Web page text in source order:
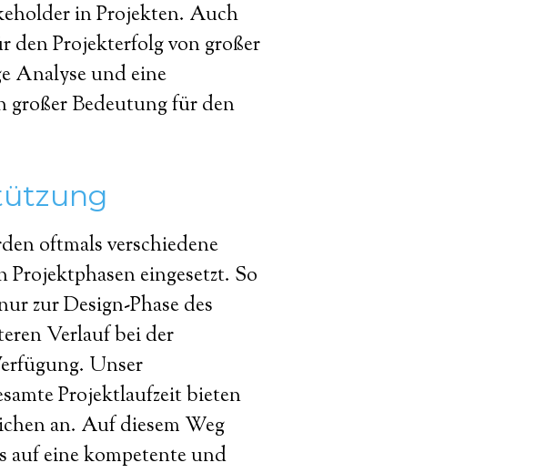
in Projekten. Auch
den Projekterfolg von großer
Analyse und eine
Bedeutung für den
oftmals verschiedene
eingesetzt. So
zur Design-Phase des
Verlauf bei der
Unser
Projektlaufzeit bieten
an. Auf diesem Weg
auf eine kompetente und